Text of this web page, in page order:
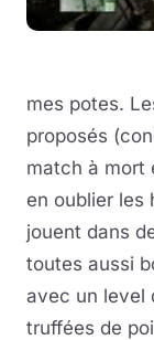
mes potes.
proposés
match à mort
en oublier les
jouent dans
toutes aussi
avec un level
truffées de